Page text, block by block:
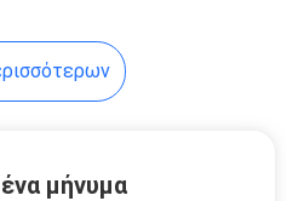
δίσκος
μήνυμα